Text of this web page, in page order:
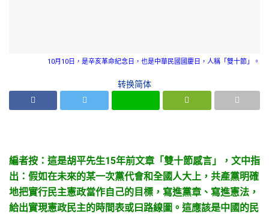
10月10日，是辛亥革命紀念日，也是中華民國國慶日，人稱「雙十節」。
转换简体
編者按：這是胡平先生15年前文章「雙十節感言」，文中指
出：假如在未來的某一次黨代會和全國人大上，共產黨明確
地把實行民主憲政當作自己的目標，寫進黨章、寫進憲法，
給出實現憲政民主的時間表或曰路線圖。這應該是中國的民